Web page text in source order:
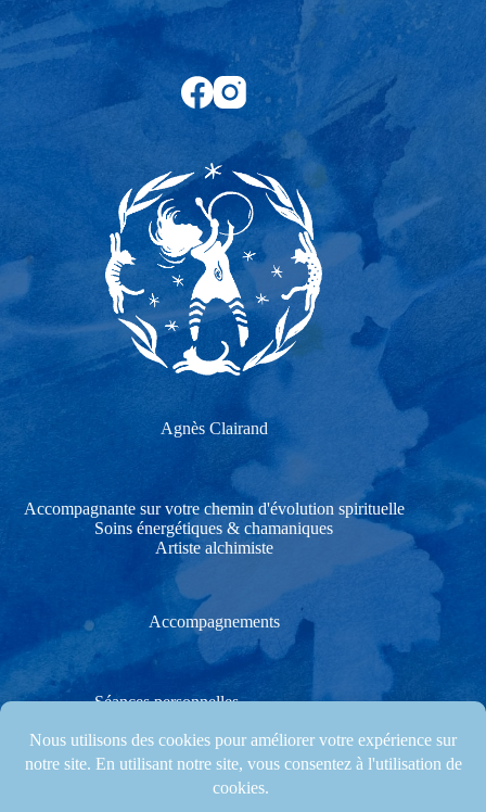
Agnès Clairand
Accompagnante sur votre chemin d'évolution spirituelle
Soins énergétiques & chamaniques
Artiste alchimiste
Accompagnements
Séances personnelles
Stages créatifs & Cérémonies